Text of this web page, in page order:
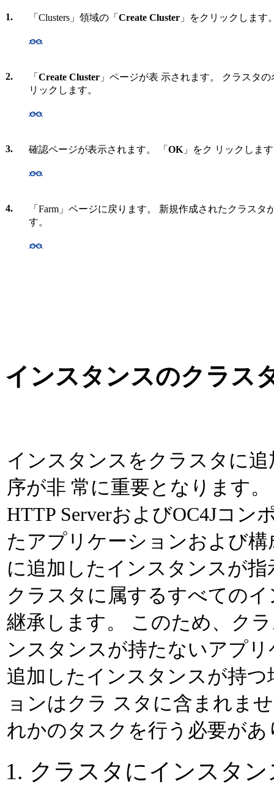
1. 「Clusters」領域の「 Create Cluster 」をクリックします
2. 「 Create Cluster 」ページが表 示されます。 クラスタ
リックします。
3. 確認ページが表示されます。 「 OK 」をク リックしま
4.
「Farm」ページに戻ります。 新規作成されたクラスタ
す。
インスタンスのクラス
インスタンスをクラスタに
序が非 常に重要となります
HTTP ServerおよびOC4Jコ
たアプリケーションおよび
に追加したインスタンスが
クラスタに属するすべての
継承します。 このため、ク
ンスタンスが持たないアプ
追加したインスタンスが持
ョンはクラ スタに含まれま
れかのタスクを行う必要があ
クラスタにインスタ